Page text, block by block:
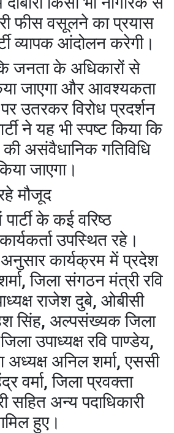
फीस वसूलने का प्रयास
व्यापक आंदोलन करेगी।
जनता के अधिकारों से
जाएगा और आवश्यकता
उतरकर विरोध प्रदर्शन
ने यह भी स्पष्ट किया कि
की असंवैधानिक गतिविधि
जाएगा।
मौजूद
के कई वरिष्ठ
उपस्थित रहे।
अनुसार कार्यक्रम में प्रदेश
जिला संगठन मंत्री रवि
राजेश दुबे, ओबीसी
सिंह, अल्पसंख्यक जिला
उपाध्यक्ष रवि पाण्डेय,
अध्यक्ष अनिल शर्मा, एससी
वर्मा, जिला प्रवक्ता
सहित अन्य पदाधिकारी
हुए।